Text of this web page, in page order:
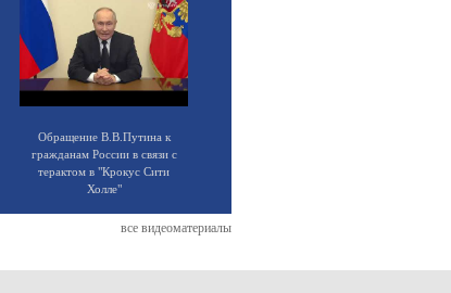
Обращение В.В.Путина к
гражданам России в связи с
терактом в "Крокус Сити
Холле"
все видеоматериалы